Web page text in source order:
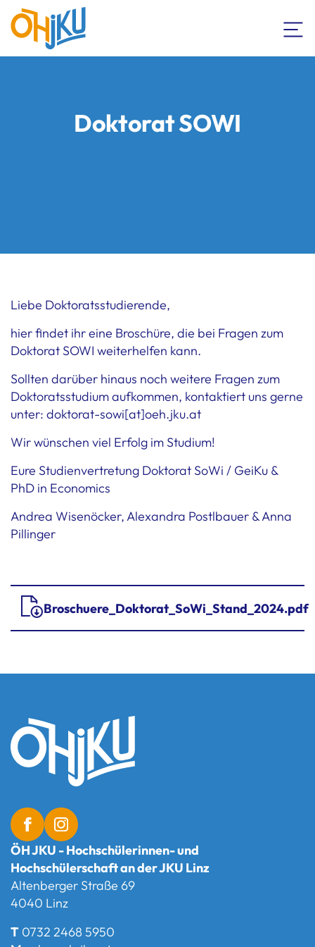
Doktorat SOWI
Liebe Doktoratsstudierende,
hier findet ihr eine Broschüre, die bei Fragen zum
Doktorat SOWI weiterhelfen kann.
Sollten darüber hinaus noch weitere Fragen zum
Doktoratsstudium aufkommen, kontaktiert uns gerne
unter: doktorat-sowi[at]oeh.jku.at
Wir wünschen viel Erfolg im Studium!
Eure Studienvertretung Doktorat SoWi / GeiKu &
PhD in Economics
Andrea Wisenöcker, Alexandra Postlbauer & Anna
Pillinger
Broschuere_Doktorat_SoWi_Stand_2024.pdf
ÖH JKU - Hochschülerinnen- und
Hochschülerschaft an der JKU Linz
Altenberger Straße 69
4040 Linz
T 0732 2468 5950